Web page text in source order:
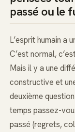
passé ou le
L’esprit humain a
C’est normal,
Mais il y a une
constructive et
deuxième
temps passez-
passé (regrets,